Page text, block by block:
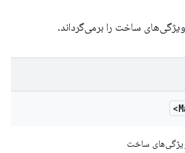
ساخت را برمی‌گرداند.
ویژگی‌های ساخت